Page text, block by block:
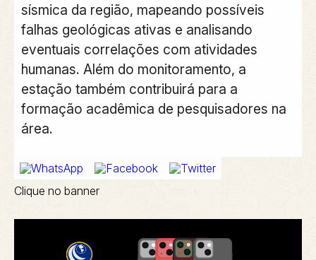
sísmica da região, mapeando possíveis
falhas geológicas ativas e analisando
eventuais correlações com atividades
humanas. Além do monitoramento, a
estação também contribuirá para a
formação acadêmica de pesquisadores na
área.
Clique no banner